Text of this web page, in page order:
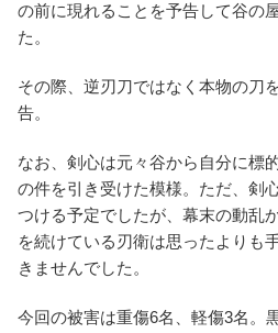
の前に現れることを予告して谷の
た。
その際、逆刃刀ではなく本物の刀
告。
なお、剣心は元々谷から自分に標
の件を引き受けた模様。ただ、剣
つける予定でしたが、幕末の動乱
を続けている刃衛は思ったよりも
きませんでした。
今回の被害は重傷6名、軽傷3名。